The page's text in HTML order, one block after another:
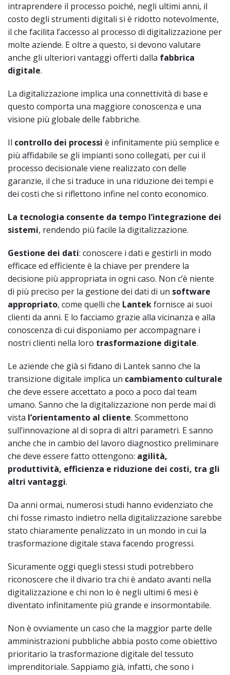
intraprendere il processo poiché, negli ultimi anni, il
costo degli strumenti digitali si è ridotto notevolmente,
il che facilita l’accesso al processo di digitalizzazione per
molte aziende. E oltre a questo, si devono valutare
anche gli ulteriori vantaggi offerti dalla fabbrica
digitale.
La digitalizzazione implica una connettività di base e
questo comporta una maggiore conoscenza e una
visione più globale delle fabbriche.
Il controllo dei processi è infinitamente più semplice e
più affidabile se gli impianti sono collegati, per cui il
processo decisionale viene realizzato con delle
garanzie, il che si traduce in una riduzione dei tempi e
dei costi che si riflettono infine nel conto economico.
La tecnologia consente da tempo l’integrazione dei
sistemi, rendendo più facile la digitalizzazione.
Gestione dei dati: conoscere i dati e gestirli in modo
efficace ed efficiente è la chiave per prendere la
decisione più appropriata in ogni caso. Non c’è niente
di più preciso per la gestione dei dati di un software
appropriato, come quelli che Lantekfornisce ai suoi
clienti da anni. E lo facciamo grazie alla vicinanza e alla
conoscenza di cui disponiamo per accompagnare i
nostri clienti nella loro trasformazione digitale.
Le aziende che già si fidano di Lantek sanno che la
transizione digitale implica un cambiamento culturale
che deve essere accettato a poco a poco dal team
umano. Sanno che la digitalizzazione non perde mai di
vista l’orientamento al cliente. Scommettono
sull’innovazione al di sopra di altri parametri. E sanno
anche che in cambio del lavoro diagnostico preliminare
che deve essere fatto ottengono: agilità,
produttività, efficienza e riduzione dei costi, tra gli
altri vantaggi.
Da anni ormai, numerosi studi hanno evidenziato che
chi fosse rimasto indietro nella digitalizzazione sarebbe
stato chiaramente penalizzato in un mondo in cui la
trasformazione digitale stava facendo progressi.
Sicuramente oggi quegli stessi studi potrebbero
riconoscere che il divario tra chi è andato avanti nella
digitalizzazione e chi non lo è negli ultimi 6 mesi è
diventato infinitamente più grande e insormontabile.
Non è ovviamente un caso che la maggior parte delle
amministrazioni pubbliche abbia posto come obiettivo
prioritario la trasformazione digitale del tessuto
imprenditoriale. Sappiamo già, infatti, che sono i